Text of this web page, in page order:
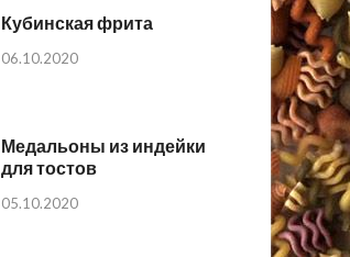
Кубинская фрита
06.10.2020
Медальоны из индейки
для тостов
05.10.2020